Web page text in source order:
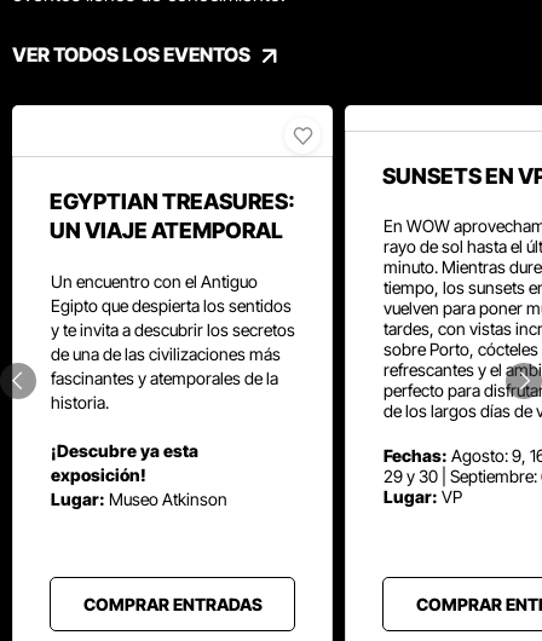
VER TODOS LOS EVENTOS
EGYPTIAN TREASURES:
UN VIAJE ATEMPORAL
Un encuentro con el Antiguo
Egipto que despierta los sentidos
y te invita a descubrir los secretos
de una de las civilizaciones más
fascinantes y atemporales de la
historia.
¡Descubre ya esta
exposición!
Lugar: Museo Atkinson
COMPRAR ENTRADAS
SUNSETS EN
En WOW
rayo de sol hasta el
minuto. Mientras
tiempo, los sunsets
vuelven para poner
tardes, con vistas
sobre Porto, cócteles
refrescantes y el
perfecto para
de los largos días de
Fechas: Agosto: 9,
29 y 30 |
Lugar: VP
COMPRAR